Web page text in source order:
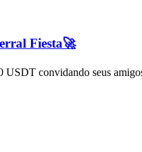
Fiesta🚀
USDT convidando seus